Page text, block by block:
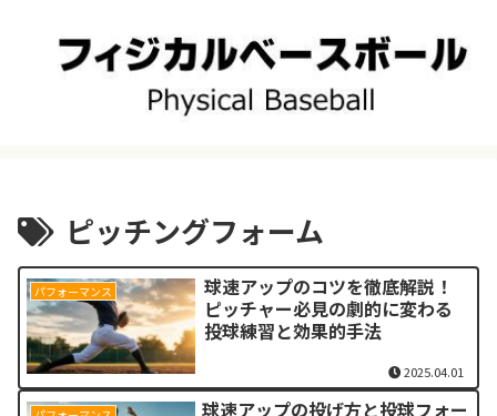
ピッチングフォーム
パフォーマンス
球速アップのコツを徹底解説！
ピッチャー必見の劇的に変わる
投球練習と効果的手法
2025.04.01
球速アップの投げ方と投球フォー